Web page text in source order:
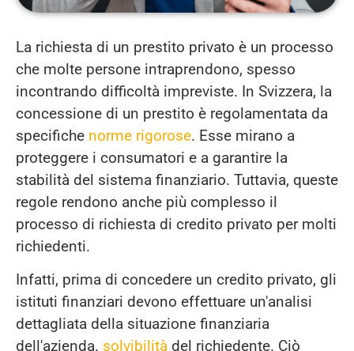
La richiesta di un prestito privato è un processo
che molte persone intraprendono, spesso
incontrando difficoltà impreviste. In Svizzera, la
concessione di un prestito è regolamentata da
specifiche norme rigorose. Esse mirano a
proteggere i consumatori e a garantire la
stabilità del sistema finanziario. Tuttavia, queste
regole rendono anche più complesso il
processo di richiesta di credito privato per molti
richiedenti.
Infatti, prima di concedere un credito privato, gli
istituti finanziari devono effettuare un'analisi
dettagliata della situazione finanziaria
dell'azienda. solvibilità del richiedente. Ciò